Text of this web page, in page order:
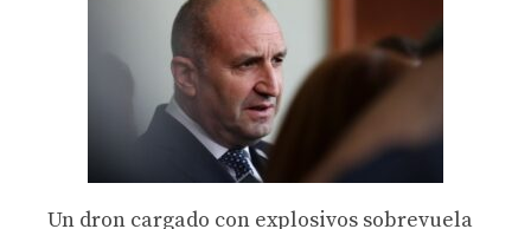
Un dron cargado con explosivos sobrevuela